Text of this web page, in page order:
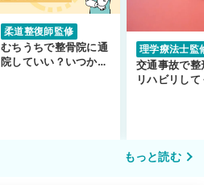
柔道整復師監修
むちうちで整骨院に通
院していい？いつから
理学療法士監
交通事故で整
リハビリして
もっと読む